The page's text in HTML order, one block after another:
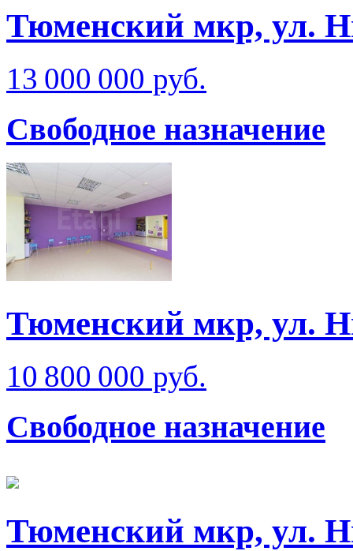
Тюменский мкр, ул.
13 000 000 руб.
Свободное назначение
Тюменский мкр, ул.
10 800 000 руб.
Свободное назначение
Тюменский мкр, ул.